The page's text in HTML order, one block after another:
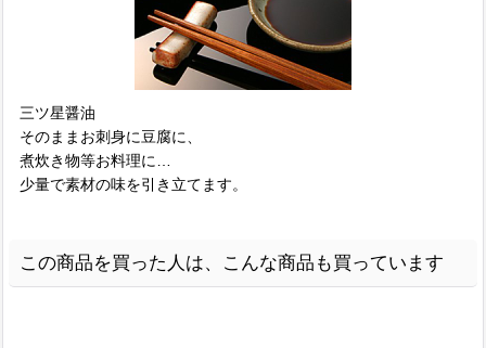
三ツ星醤油
そのままお刺身に豆腐に、
煮炊き物等お料理に…
少量で素材の味を引き立てます。
この商品を買った人は、こんな商品も買っています